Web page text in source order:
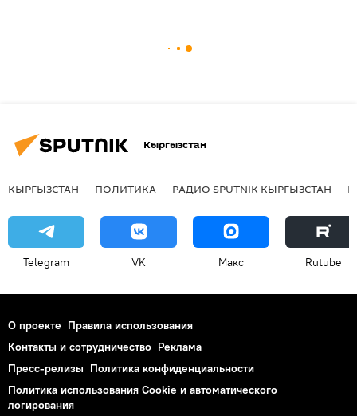
Кыргызстан
КЫРГЫЗСТАН ПОЛИТИКА РАДИО SPUTNIK КЫРГЫЗСТАН
Telegram VK Макс Rutube
О проекте Правила использования
Контакты и сотрудничество Реклама
Пресс-релизы Политика конфиденциальности
Политика использования Cookie и автоматического
логирования